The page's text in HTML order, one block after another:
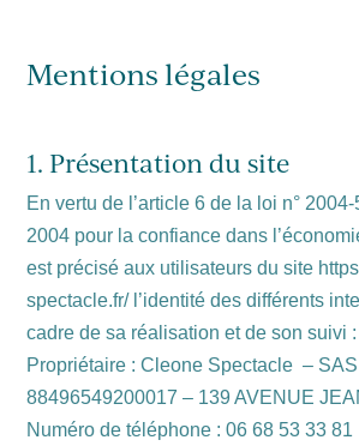
Mentions légales
1. Présentation du site
En vertu de l’article 6 de la loi n°
2004 pour la confiance dans
est précisé aux utilisateurs du site
spectacle.fr/ l’identité des différents
cadre de sa réalisation et de son suivi :
Propriétaire : Cleone Spectacle – SAS
88496549200017 – 139 AVENUE
Numéro de téléphone : 06 68 53 33 81